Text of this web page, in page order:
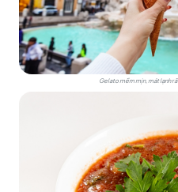
Gelato mềm mịn, mát lạnh